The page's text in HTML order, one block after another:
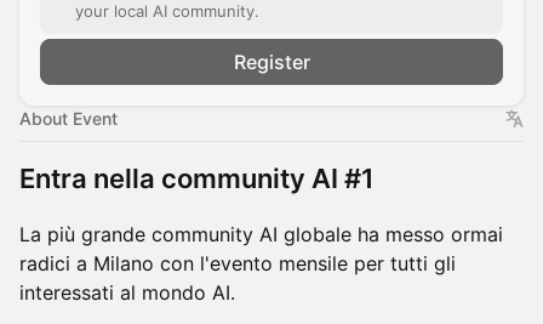
your local AI community.
Register
About Event
Entra nella community AI #1
La più grande community AI globale ha messo ormai
radici a Milano con l'evento mensile per tutti gli
interessati al mondo AI.